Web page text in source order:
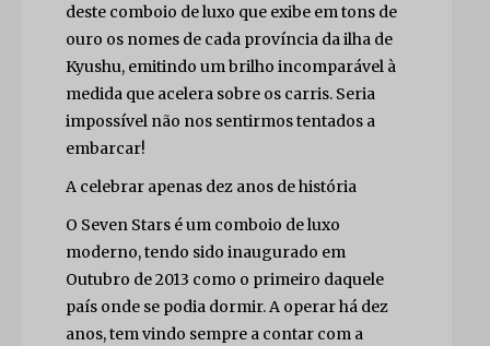
deste comboio de luxo que exibe em tons de
ouro os nomes de cada província da ilha de
Kyushu, emitindo um brilho incomparável à
medida que acelera sobre os carris. Seria
impossível não nos sentirmos tentados a
embarcar!
A celebrar apenas dez anos de história
O Seven Stars é um comboio de luxo
moderno, tendo sido inaugurado em
Outubro de 2013 como o primeiro daquele
país onde se podia dormir. A operar há dez
anos, tem vindo sempre a contar com a